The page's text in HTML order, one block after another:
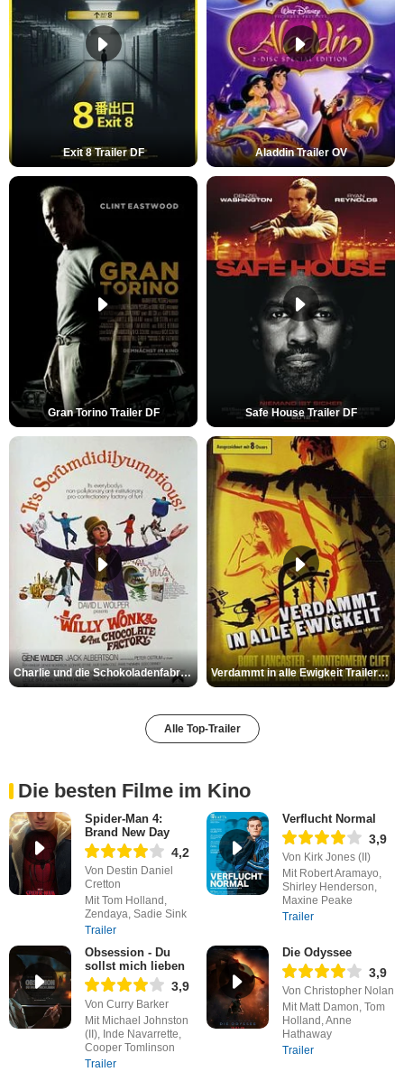
Exit 8 Trailer DF Aladdin Trailer OV
Gran Torino Trailer DF Safe House Trailer DF
Charlie und die Schokoladenfabrik Trailer OV Verdammt in alle Ewigkeit Trailer OV
Alle Top-Trailer
Die besten Filme im Kino
Spider-Man 4:
Brand New Day
4,2
Von Destin Daniel
Cretton
Mit Tom Holland,
Zendaya, Sadie Sink
Trailer
Verflucht Normal
3,9
Von Kirk Jones (II)
Mit Robert Aramayo,
Shirley Henderson,
Maxine Peake
Trailer
Obsession - Du
sollst mich lieben
3,9
Von Curry Barker
Mit Michael Johnston
(II), Inde Navarrette,
Cooper Tomlinson
Trailer
Die Odyssee
3,9
Von Christopher Nolan
Mit Matt Damon, Tom
Holland, Anne
Hathaway
Trailer